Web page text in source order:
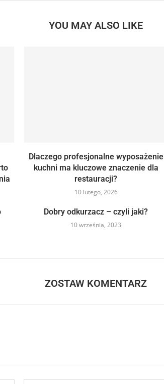
YOU MAY ALSO LIKE
Dlaczego profesjonalne wyposażenie
kuchni ma kluczowe znaczenie dla
restauracji?
10 lutego, 2026
Dobry odkurzacz – czyli jaki?
10 września, 2023
ZOSTAW KOMENTARZ